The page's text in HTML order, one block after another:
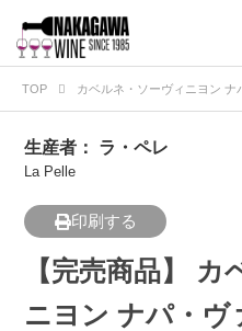
TOP カベルネ・ソーヴィニヨン ナ
生産者： ラ・ペレ
La Pelle
印刷する
【完売商品】
ニヨン ナパ・ヴ